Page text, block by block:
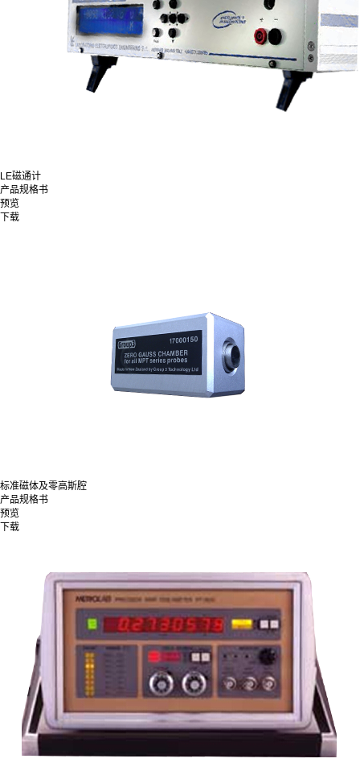
LE磁通计
产品规格书
预览
下载
标准磁体及零高斯腔
产品规格书
预览
下载